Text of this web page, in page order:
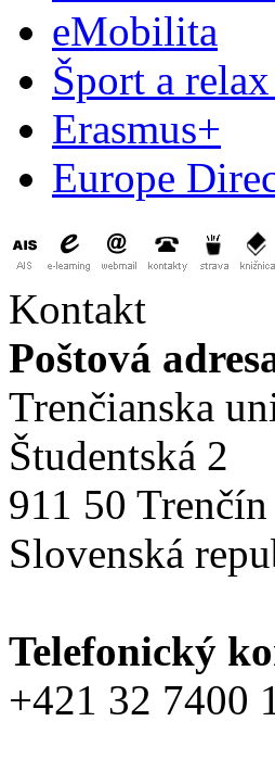
eMobilita
Šport a
Erasmus+
Europe
Kontakt
Poštová
Trenčianska
Študentská 2
911 50 Trenčín
Slovenská
Telefonický
+421 32 7400